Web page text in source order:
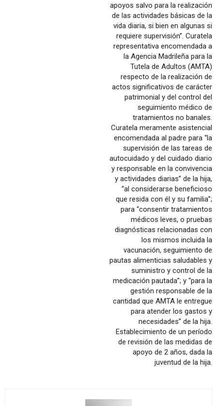
apoyos salvo para la realización
de las actividades básicas de la
vida diaria, si bien en algunas si
requiere supervisión”. Curatela
representativa encomendada a
la Agencia Madrileña para la
Tutela de Adultos (AMTA)
respecto de la realización de
actos significativos de carácter
patrimonial y del control del
seguimiento médico de
tratamientos no banales.
Curatela meramente asistencial
encomendada al padre para “la
supervisión de las tareas de
autocuidado y del cuidado diario
y responsable en la convivencia
y actividades diarias” de la hija,
“al considerarse beneficioso
que resida con él y su familia”;
para “consentir tratamientos
médicos leves, o pruebas
diagnósticas relacionadas con
los mismos incluida la
vacunación, seguimiento de
pautas alimenticias saludables y
suministro y control de la
medicación pautada”; y “para la
gestión responsable de la
cantidad que AMTA le entregue
para atender los gastos y
necesidades” de la hija.
Establecimiento de un período
de revisión de las medidas de
apoyo de 2 años, dada la
juventud de la hija.